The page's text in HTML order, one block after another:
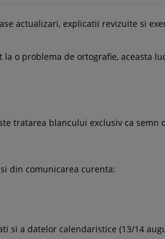
actualizari, explicatii revizuite si
o problema de ortografie, aceasta
tratarea blancului exclusiv ca semn
din comunicarea curenta:
si a datelor calendaristice (13/14